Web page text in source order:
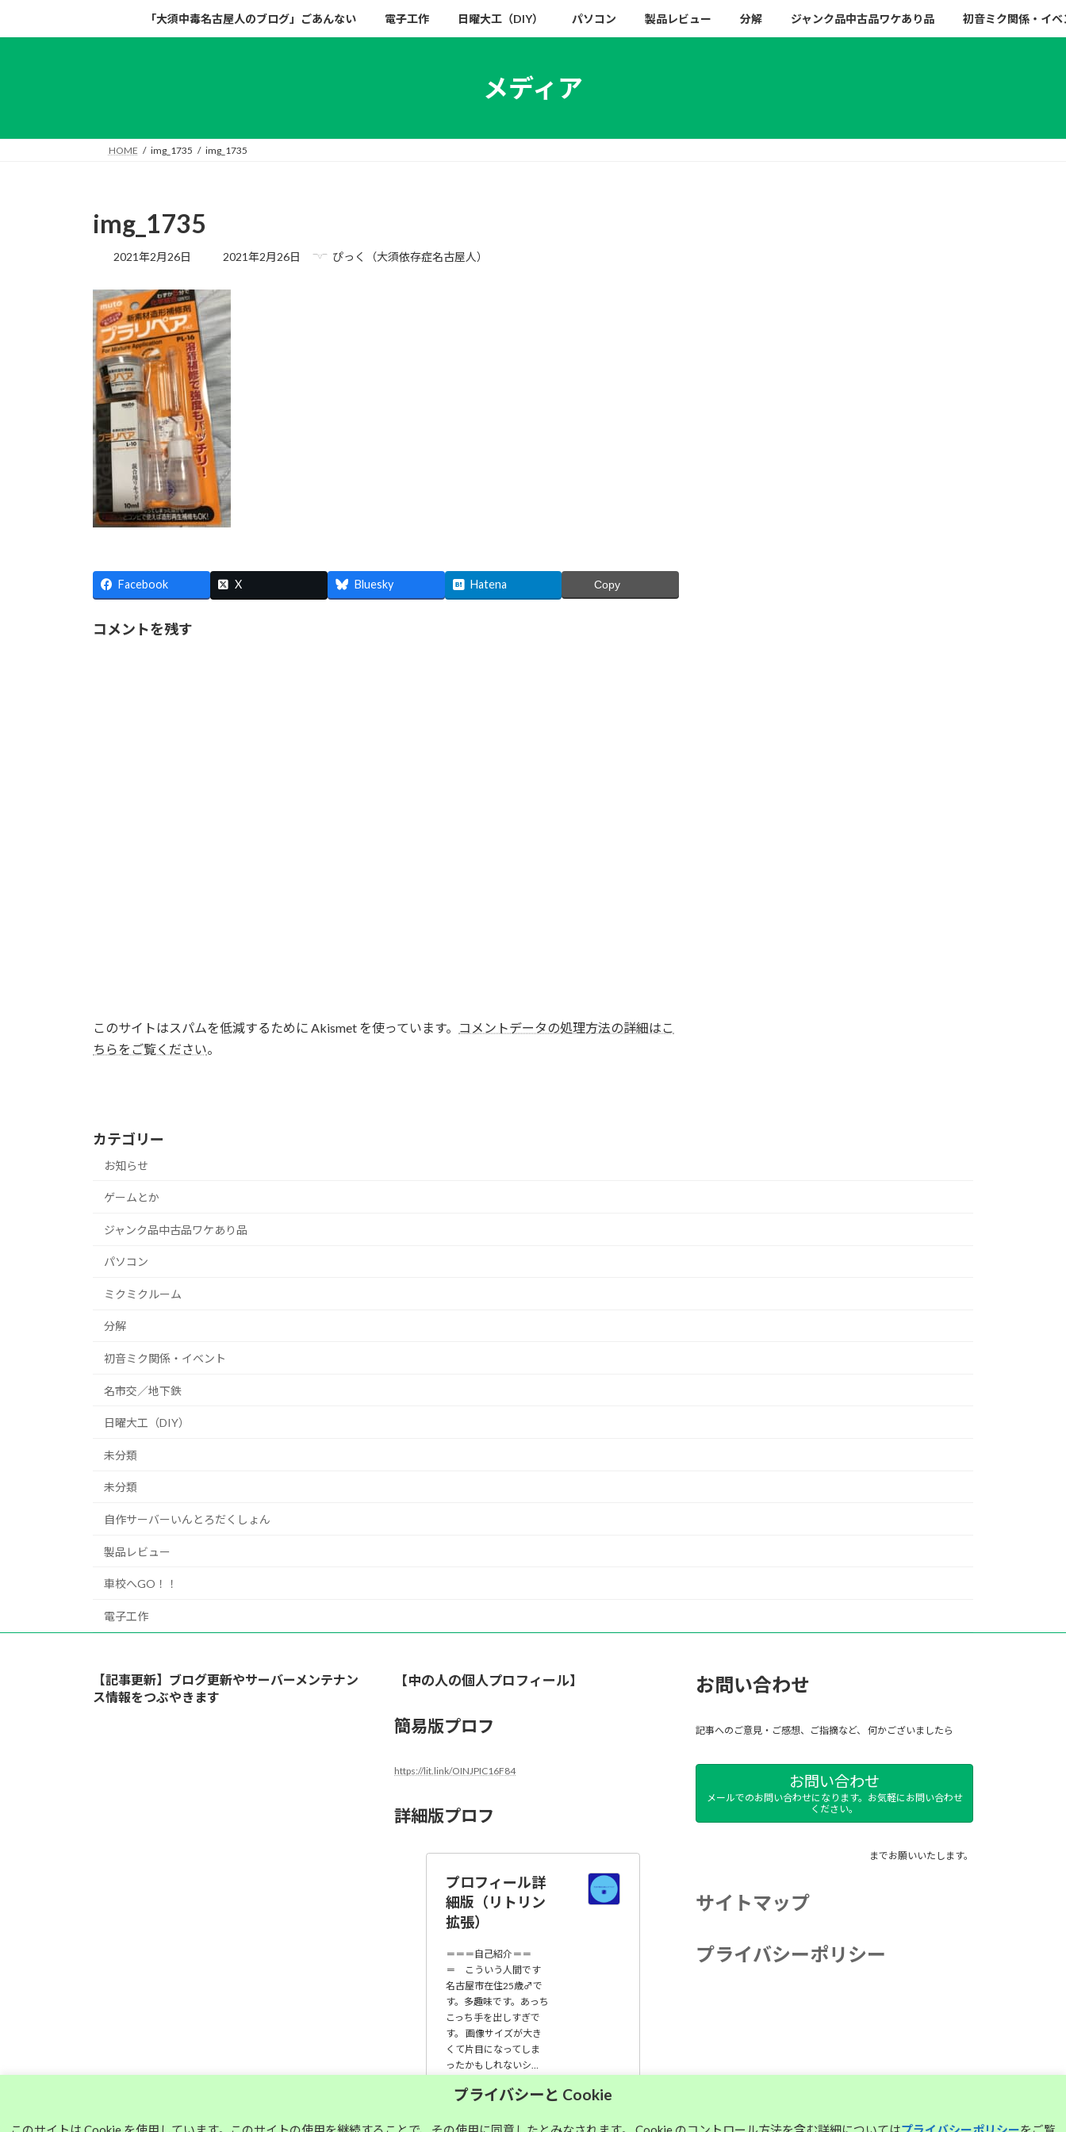
キ
に
「大須中毒名古屋人のブログ」ごあんない 電子工作 日曜大工（DIY） パソコン 製品レビュー 分解 ジャンク品中古品ワケあり品 初音ミク関係・イベ
メディア
HOME img_1735 img_1735
img_1735
2021年2月26日
最
更
新
日
時
:
2021年2月26日 ぴっく（大須依存症名古屋人）
Facebook X Bluesky Hatena Copy
コメントを残す
このサイトはスパムを低減するために Akismet を使っています。
コメントデータの処理方法の詳細はこ
ちらをご覧ください。
カテゴリー
お知らせ
ゲームとか
ジャンク品中古品ワケあり品
パソコン
ミクミクルーム
分解
初音ミク関係・イベント
名市交／地下鉄
日曜大工（DIY）
未分類
未分類
自作サーバーいんとろだくしょん
製品レビュー
車校へGO！！
電子工作
【記事更新】ブログ更新やサーバーメンテナン
ス情報をつぶやきます
【中の人の個人プロフィール】
簡易版プロフ
https://lit.link/OINJPIC16F84
詳細版プロフ
プロフィール詳
細版（リトリン
拡張）
＝＝＝自己紹介＝＝
＝ こういう人間です
名古屋市在住25歳♂で
す。多趣味です。あっち
こっち手を出しすぎで
す。 画像サイズが大き
くて片目になってしま
ったかもしれないシ…
大須中毒名古屋人
お問い合わせ
記事へのご意見・ご感想、ご指摘など、 何かございましたら
お問い合わせ
メールでのお問い合わせになります。お気軽にお問い合わせ
ください。
までお願いいたします。
サイトマップ
プライバシーポリシー
プライバシーと Cookie